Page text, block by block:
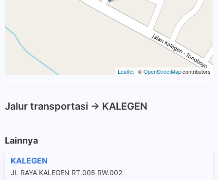
Leaflet | ©OpenStreetMapcontributors
Jalur transportasi -> KALEGEN
Lainnya
KALEGEN
JL RAYA KALEGEN RT.005 RW.002